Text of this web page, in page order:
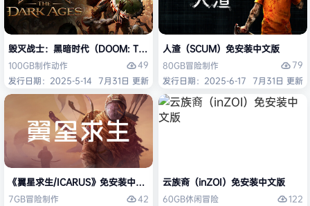
毁灭战士：黑暗时代（DOOM: The Dark Ages）免安装中文版
100GB制作动作
49
发行日期：2025-5-14 7月31日 更新
人渣（SCUM）免安装中文版
80GB冒险制作
79
发行日期：2025-6-17 7月31日 更新
《翼星求生/ICARUS》免安装中文版
7GB冒险制作
42
云族裔（inZOI）免安装中文版
60GB休闲冒险
122